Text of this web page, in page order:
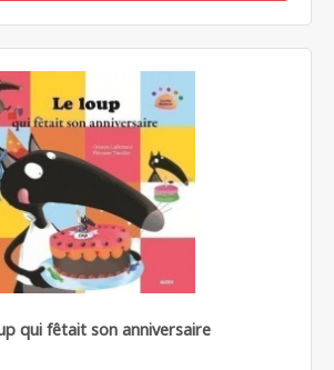
qui fêtait son anniversaire